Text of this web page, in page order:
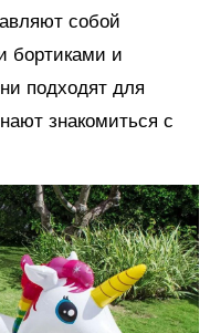
собой
бортиками и
подходят для
знакомиться с